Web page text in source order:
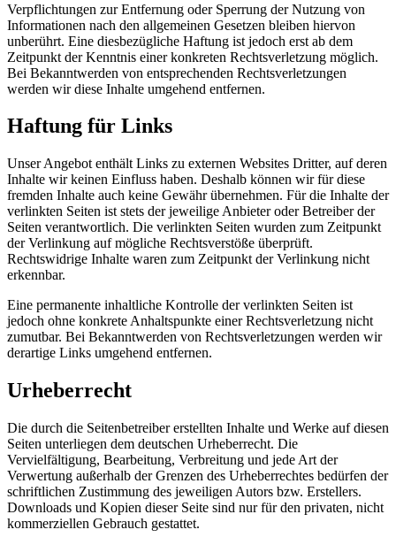
Verpflichtungen zur Entfernung oder Sperrung der Nutzung von
Informationen nach den allgemeinen Gesetzen bleiben hiervon
unberührt. Eine diesbezügliche Haftung ist jedoch erst ab dem
Zeitpunkt der Kenntnis einer konkreten Rechtsverletzung möglich.
Bei Bekanntwerden von entsprechenden Rechtsverletzungen
werden wir diese Inhalte umgehend entfernen.
Haftung für Links
Unser Angebot enthält Links zu externen Websites Dritter, auf deren
Inhalte wir keinen Einfluss haben. Deshalb können wir für diese
fremden Inhalte auch keine Gewähr übernehmen. Für die Inhalte der
verlinkten Seiten ist stets der jeweilige Anbieter oder Betreiber der
Seiten verantwortlich. Die verlinkten Seiten wurden zum Zeitpunkt
der Verlinkung auf mögliche Rechtsverstöße überprüft.
Rechtswidrige Inhalte waren zum Zeitpunkt der Verlinkung nicht
erkennbar.
Eine permanente inhaltliche Kontrolle der verlinkten Seiten ist
jedoch ohne konkrete Anhaltspunkte einer Rechtsverletzung nicht
zumutbar. Bei Bekanntwerden von Rechtsverletzungen werden wir
derartige Links umgehend entfernen.
Urheberrecht
Die durch die Seitenbetreiber erstellten Inhalte und Werke auf diesen
Seiten unterliegen dem deutschen Urheberrecht. Die
Vervielfältigung, Bearbeitung, Verbreitung und jede Art der
Verwertung außerhalb der Grenzen des Urheberrechtes bedürfen der
schriftlichen Zustimmung des jeweiligen Autors bzw. Erstellers.
Downloads und Kopien dieser Seite sind nur für den privaten, nicht
kommerziellen Gebrauch gestattet.